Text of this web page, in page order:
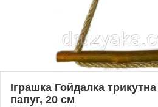
Іграшка Гойдалка
папуг, 20 см